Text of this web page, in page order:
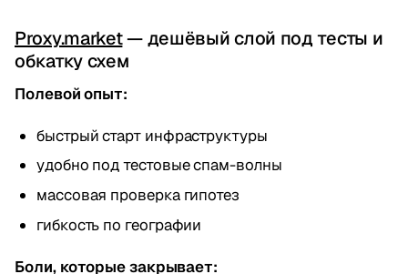
Proxy.market— дешёвый слой под тесты и
обкатку схем
Полевой опыт:
быстрый старт инфраструктуры
удобно под тестовые спам-волны
массовая проверка гипотез
гибкость по географии
Боли, которые закрывает: